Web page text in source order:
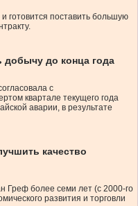
готовится поставить большую
добычу до конца года
с
квартале текущего года
аварии, в результате
качество
Греф более семи лет (с 2000-го
развития и торговли